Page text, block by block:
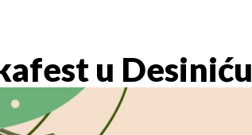
u Desiniću